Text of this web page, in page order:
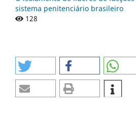
sistema penitenciário brasileiro
128